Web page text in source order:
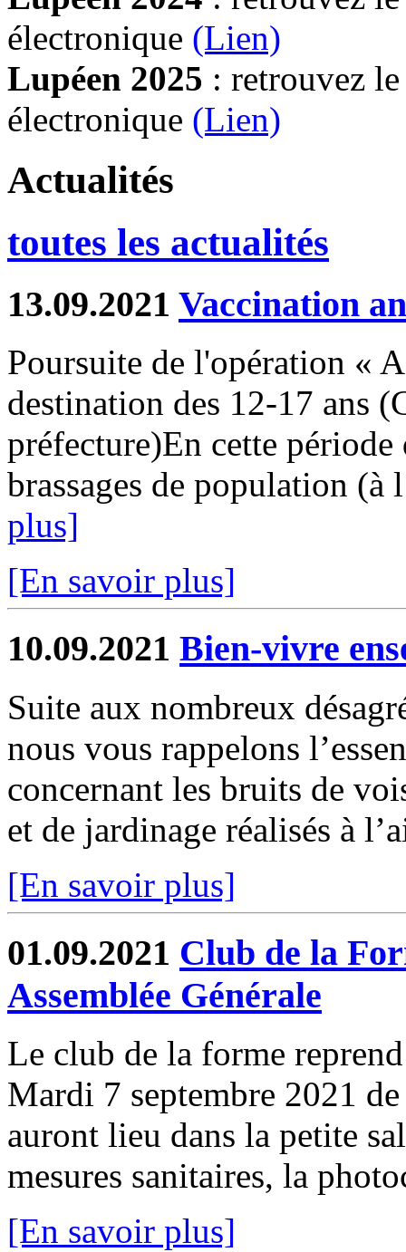
électronique (Lien)
Lupéen 2025 : retrouvez
électronique (Lien)
Actualités
toutes les actualités
13.09.2021 Vaccination
Poursuite de l'opération «
destination des 12-17 ans
préfecture)En cette
brassages de population
plus]
[En savoir plus]
10.09.2021 Bien-vivre
Suite aux nombreux
nous vous rappelons
concernant les bruits de
et de jardinage réalisés à
[En savoir plus]
01.09.2021 Club de la
Assemblée Générale
Le club de la forme
Mardi 7 septembre 2021
auront lieu dans la petite
mesures sanitaires, la
[En savoir plus]